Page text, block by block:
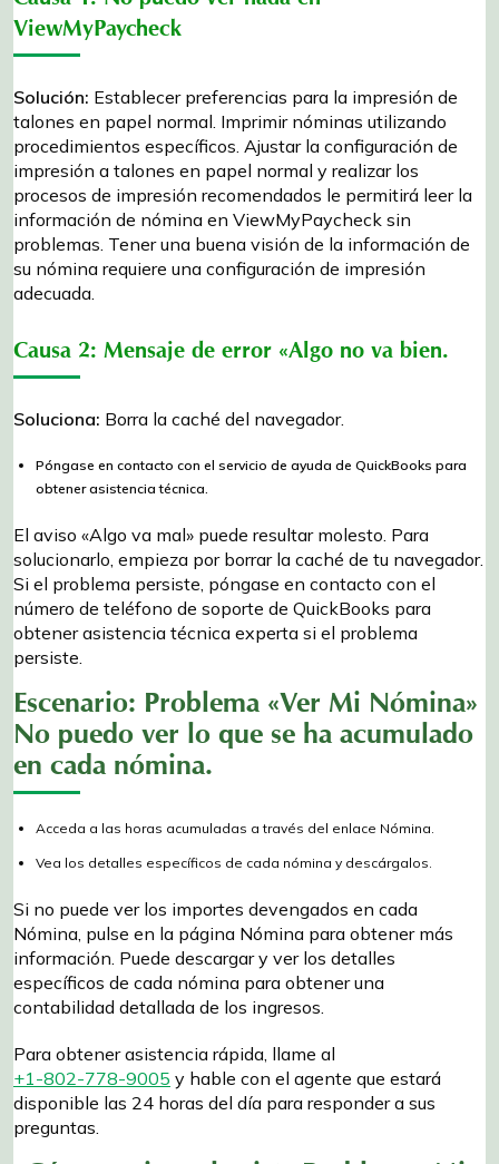
ViewMyPaycheck
Solución: Establecer preferencias para la impresión de
talones en papel normal. Imprimir nóminas utilizando
procedimientos específicos. Ajustar la configuración de
impresión a talones en papel normal y realizar los
procesos de impresión recomendados le permitirá leer la
información de nómina en ViewMyPaycheck sin
problemas. Tener una buena visión de la información de
su nómina requiere una configuración de impresión
adecuada.
Causa 2: Mensaje de error «Algo no va bien.
Soluciona: Borra la caché del navegador.
Póngase en contacto con el servicio de ayuda de QuickBooks para
obtener asistencia técnica.
El aviso «Algo va mal» puede resultar molesto. Para
solucionarlo, empieza por borrar la caché de tu navegador.
Si el problema persiste, póngase en contacto con el
número de teléfono de soporte de QuickBooks para
obtener asistencia técnica experta si el problema
persiste.
Escenario: Problema «Ver Mi Nómina»
No puedo ver lo que se ha acumulado
en cada nómina.
Acceda a las horas acumuladas a través del enlace Nómina.
Vea los detalles específicos de cada nómina y descárgalos.
Si no puede ver los importes devengados en cada
Nómina, pulse en la página Nómina para obtener más
información. Puede descargar y ver los detalles
específicos de cada nómina para obtener una
contabilidad detallada de los ingresos.
Para obtener asistencia rápida, llame al
+1-802-778-9005 y hable con el agente que estará
disponible las 24 horas del día para responder a sus
preguntas.